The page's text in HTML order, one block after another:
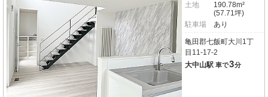
土地
190.78m²
(57.71坪)
駐車場
あり
亀田郡七飯町大川1丁
目11-17-2
大中山駅 車で3分